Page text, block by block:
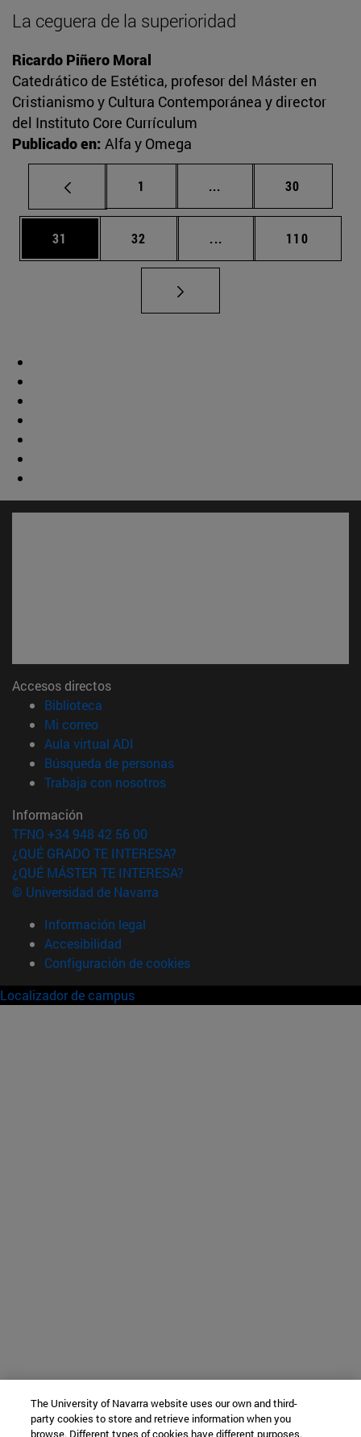
La ceguera de la superioridad
Ricardo Piñero Moral
Catedrático de Estética, profesor del Máster en
Cristianismo y Cultura Contemporánea y director
del Instituto Core Currículum
Publicado en: Alfa y Omega
Página
1 ... Páginas intermedias
Página
30
Página
31 Página
32 ... Páginas intermedias
Página
110
Accesos directos
Biblioteca
Mi correo(abre en nueva ventana)
Aula virtual ADI
Búsqueda de personas(abre en nueva ventana)
Trabaja con nosotros(abre en nueva ventana)
Información
TFNO +34 948 42 56 00
¿QUÉ GRADO TE INTERESA?
¿QUÉ MÁSTER TE INTERESA?
© Universidad de Navarra
Información legal
Accesibilidad
Configuración de cookies
Localizador de campus
The University of Navarra website uses our own and third-
party cookies to store and retrieve information when you
browse. Different types of cookies have different purposes.